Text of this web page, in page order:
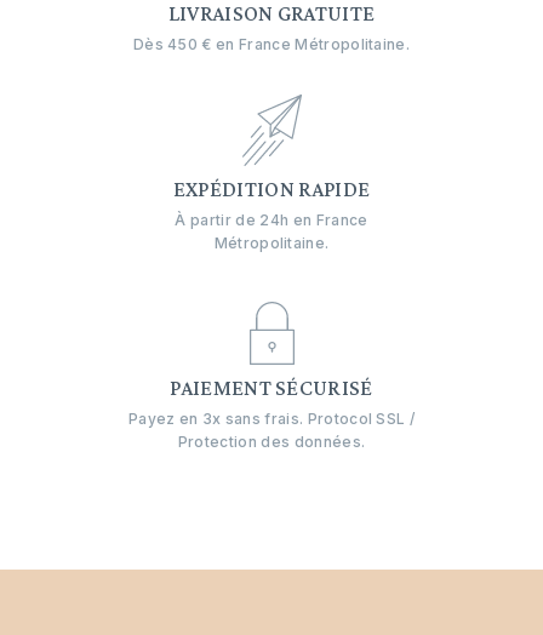
LIVRAISON GRATUITE
Dès 450 € en France Métropolitaine.
EXPÉDITION RAPIDE
À partir de 24h en France
Métropolitaine.
PAIEMENT SÉCURISÉ
Payez en 3x sans frais. Protocol SSL /
Protection des données.